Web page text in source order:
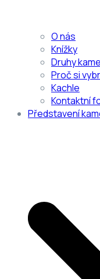
O nás
Knížky
Druhy
Proč si
Kachle
Kontaktní
Představení